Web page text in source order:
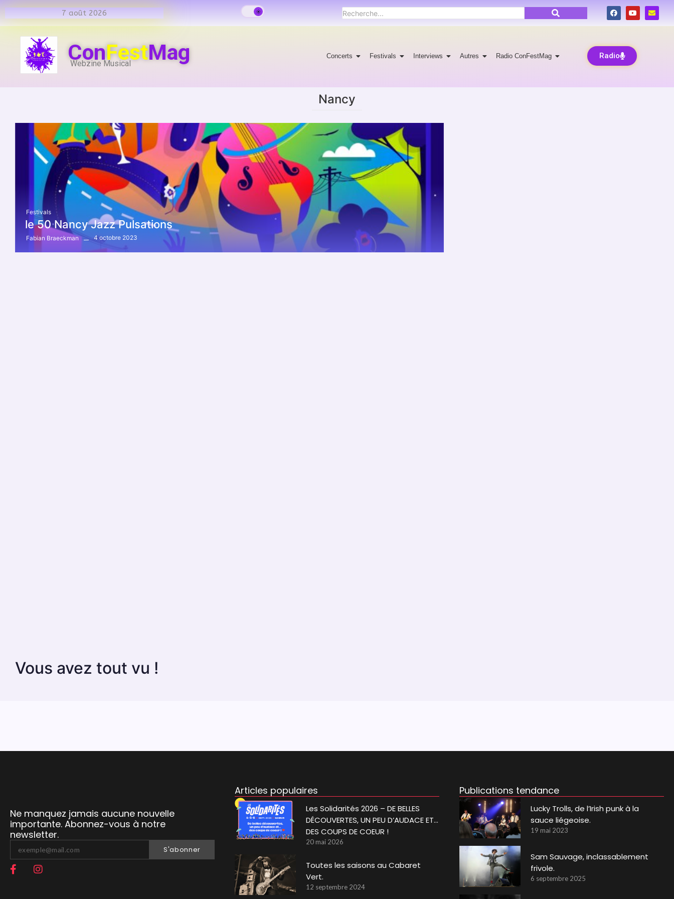
7 août 2026
ConFestMag
Webzine Musical
Concerts Festivals Interviews Autres Radio ConFestMag Radio
Nancy
Festivals
le 50 Nancy Jazz Pulsations
Fabian Braeckman 4 octobre 2023
Vous avez tout vu !
Ne manquez jamais aucune nouvelle
importante. Abonnez-vous à notre
newsletter.
S'abonner
Articles populaires
Les Solidarités 2026 – DE BELLES
DÉCOUVERTES, UN PEU D’AUDACE ET…
DES COUPS DE COEUR !
20 mai 2026
Toutes les saisons au Cabaret
Vert.
12 septembre 2024
Publications tendance
Lucky Trolls, de l’Irish punk à la
sauce liégeoise.
19 mai 2023
Sam Sauvage, inclassablement
frivole.
6 septembre 2025